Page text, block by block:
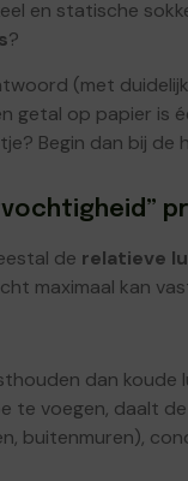
en statische
?
(met
getal op papier is
Begin dan bij de
de relatieve
maximaal kan
dan koude
te voegen, daalt
buitenmuren),